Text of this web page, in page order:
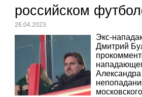
российском
26.04.2023
Экс-
Дмитрий